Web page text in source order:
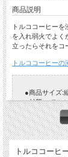
商品説明
トルココーヒー
を入れ弱火でよく
立ったらそれをコ
トルココーヒーの
●商品サイズ:
●材質:ステン
トルココーヒ